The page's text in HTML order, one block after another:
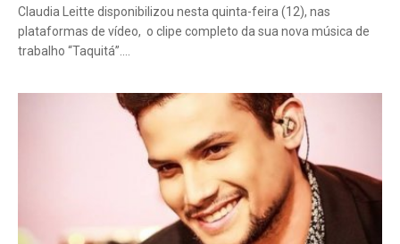
Claudia Leitte disponibilizou nesta quinta-feira (12), nas
plataformas de vídeo, o clipe completo da sua nova música de
trabalho “Taquitá”.…